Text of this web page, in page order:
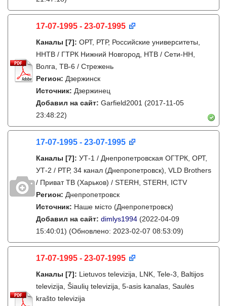
17-07-1995 - 23-07-1995
Каналы [7]: ОРТ, РТР, Российские университеты,
ННТВ / ГТРК Нижний Новгород, НТВ / Сети-НН,
Волга, ТВ-6 / Стрежень
Регион: Дзержинск
Источник: Дзержинец
Добавил на сайт: Garfield2001 (2017-11-05
23:48:22)
17-07-1995 - 23-07-1995
Каналы [7]: УТ-1 / Днепропетровская ОГТРК, ОРТ,
УТ-2 / РТР, 34 канал (Днепропетровск), VLD Brothers
/ Приват ТВ (Харьков) / STERH, STERH, ICTV
Регион: Днепропетровск
Источник: Наше місто (Днепропетровск)
Добавил на сайт: dimlys1994 (2022-04-09
15:40:01) (Обновлено: 2023-02-07 08:53:09)
17-07-1995 - 23-07-1995
Каналы [7]: Lietuvos televizija, LNK, Tele-3, Baltijos
televizija, Šiaulių televizija, 5-asis kanalas, Saulės
krašto televizija